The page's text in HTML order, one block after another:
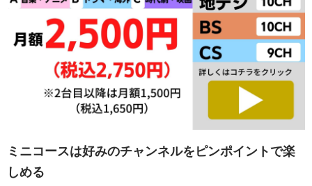
ミニコースは好みのチャンネルをピンポイントで楽
しめる